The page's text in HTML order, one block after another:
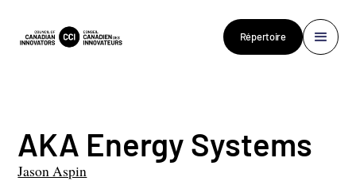
Répertoire
AKA Energy Systems
Jason Aspin